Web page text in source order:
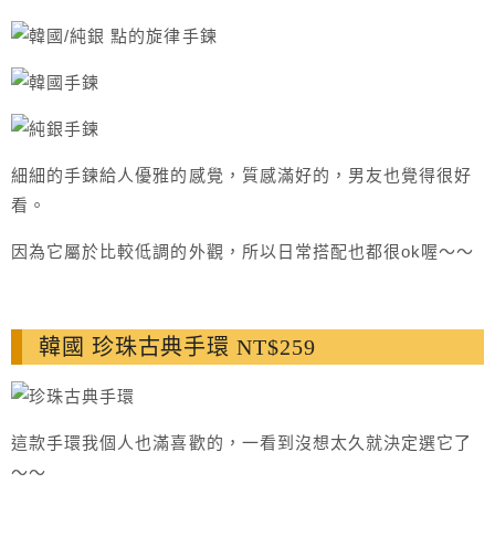
細細的手鍊給人優雅的感覺，質感滿好的，男友也覺得很好
看。
因為它屬於比較低調的外觀，所以日常搭配也都很ok喔～～
韓國 珍珠古典手環 NT$259
這款手環我個人也滿喜歡的，一看到沒想太久就決定選它了
～～